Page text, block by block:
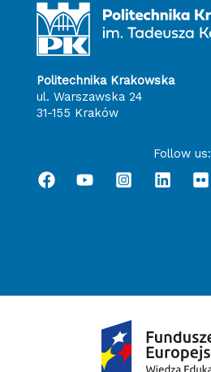
Politechnika Krakowska
ul. Warszawska 24
31-155 Kraków
Follow us: